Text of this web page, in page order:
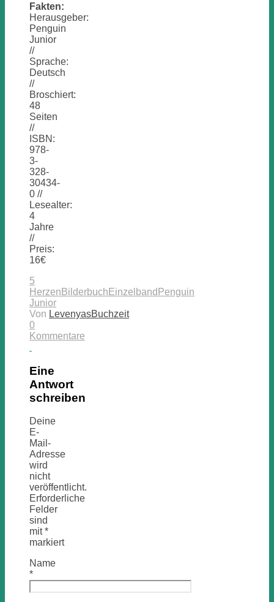
Fakten:
Herausgeber:
Penguin
Junior
//
Sprache:
Deutsch
//
Broschiert:
48
Seiten
//
ISBN:
978-
3-
328-
30434-
0 //
Lesealter:
4
Jahre
//
Preis:
16€
5
Herzen Bilderbuch Einzelband Penguin
Junior
Von LevenyasBuchzeit
0
Kommentare
Eine
Antwort
schreiben
Deine
E-
Mail-
Adresse
wird
nicht
veröffentlicht.
Erforderliche
Felder
sind
mit*
markiert
Name
*